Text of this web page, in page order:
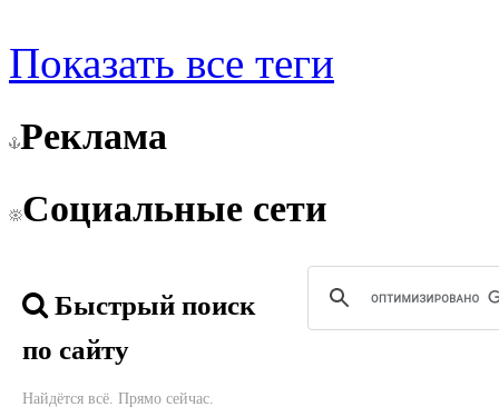
Показать все теги
Реклама
Социальные сети
Быстрый поиск
по сайту
Найдётся всё. Прямо сейчас.